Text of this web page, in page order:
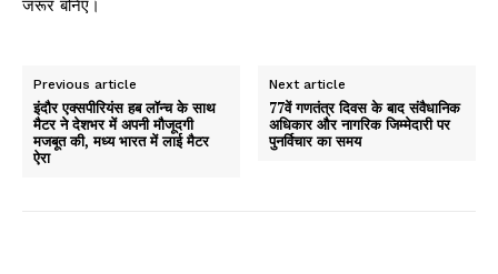
जरूर बनिए।
Previous article
इंदौर एक्सपीरियंस हब लॉन्च के साथ
मैटर ने देशभर में अपनी मौजूदगी
मजबूत की, मध्य भारत में लाई मैटर
ऐरा
Next article
77वें गणतंत्र दिवस के बाद संवैधानिक
अधिकार और नागरिक जिम्मेदारी पर
पुनर्विचार का समय